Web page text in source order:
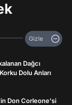
Gizle
Dağcı
Dolu Anları
Don Corleone'si